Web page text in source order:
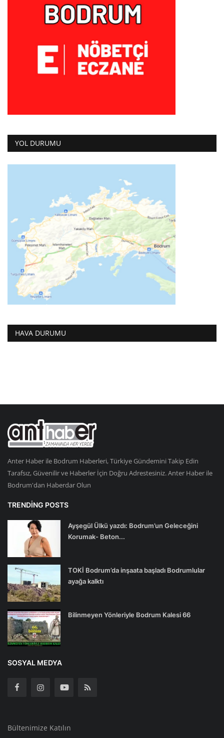
YOL DURUMU
HAVA DURUMU
Anter Haber ile Bodrum Haberleri, Türkiye Gündemini Takip Edin
Tarafsız, Güvenilir ve Haberler İçin Doğru Adrestesiniz. Anter Haber ile
Bodrum'dan Haberdar Olun
TRENDING POSTS
Ayşegül Ülkü yazdı: Bodrum’un Geleceğini
Korumak- Beton...
TOKİ Bodrum’da inşaata başladı Bodrumlular
ayağa kalktı
Bilinmeyen Yönleriyle Bodrum Kalesi 66
SOSYAL MEDYA
Bültenimize Katılın